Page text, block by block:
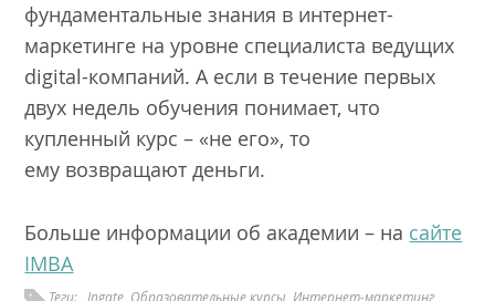
фундаментальные знания в интернет-
маркетинге на уровне специалиста ведущих
digital-компаний. А если в течение первых
двух недель обучения понимает, что
купленный курс – «не его», то
ему возвращают деньги.
Больше информации об академии – на сайте
IMBA
Теги: Ingate Образовательные курсы Интернет-маркетинг